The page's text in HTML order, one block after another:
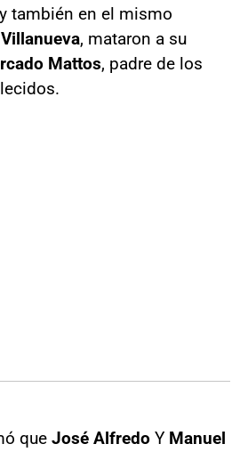
también en el mismo
Villanueva, mataron a su
Mattos, padre de los
que José Alfredo Y Manuel